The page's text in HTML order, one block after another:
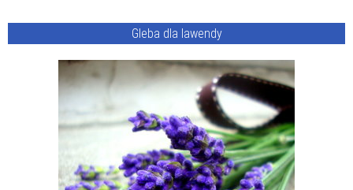
Gleba dla lawendy